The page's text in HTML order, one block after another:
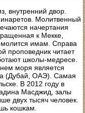
внутренний двор.
Молитвенный
начертания
к Мекке,
имам. Справа
проповедник читает
школы-медресе.
моря является
(Дубай, ОАЭ). Самая
В 2012 году в
Масджид, залы
двух тысяч человек.
кошкам.